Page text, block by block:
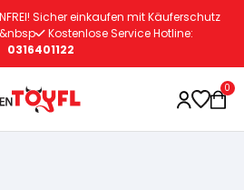
Sicher einkaufen mit Käuferschutz
Kostenlose Service Hotline:
0316401122
0